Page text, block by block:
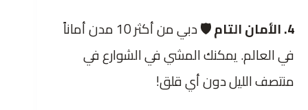
4. الأمان التام 🛡️
دبي من أكثر 10 مدن أماناً
في العالم. يمكنك المشي في الشوارع في
منتصف الليل دون أي قلق!